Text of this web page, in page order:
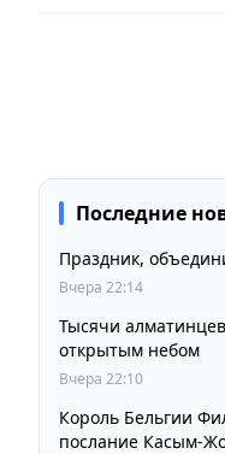
Последние
Праздник,
Вчера 22:14
Тысячи
открытым небом
Вчера 22:10
Король Бельгии
послание Касым-